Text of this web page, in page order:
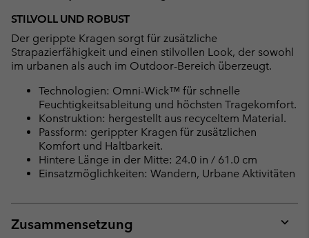
STILVOLL UND ROBUST
Der gerippte Kragen sorgt für zusätzliche
Strapazierfähigkeit und einen stilvollen Look, der sowohl
im urbanen als auch im Outdoor-Bereich überzeugt.
Technologien: Omni-Wick™ für schnelle
Feuchtigkeitsableitung und höchsten Tragekomfort.
Konstruktion: hergestellt aus recyceltem Material.
Passform: gerippter Kragen für zusätzlichen
Komfort und Haltbarkeit.
Hintere Länge in der Mitte: 24.0 in / 61.0 cm
Einsatzmöglichkeiten: Wandern, Urbane Aktivitäten
Zusammensetzung